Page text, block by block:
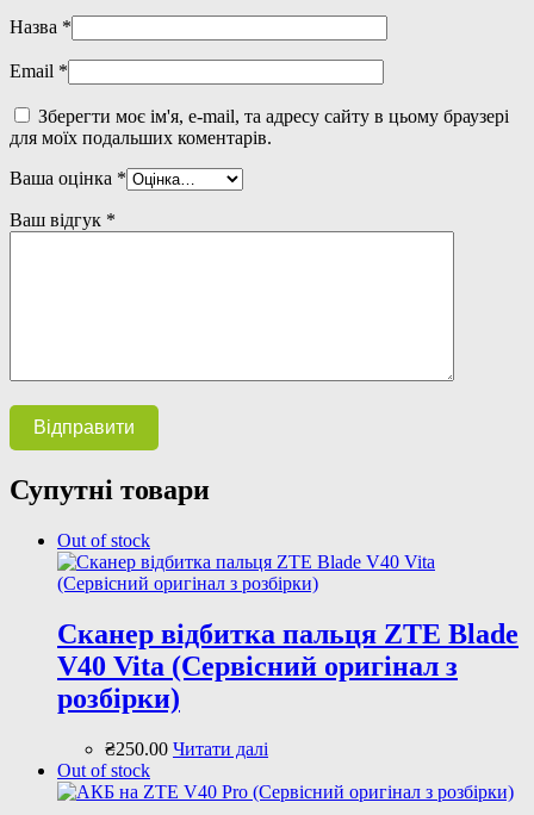
Назва *
Email *
Зберегти моє ім'я, e-mail, та адресу сайту в цьому браузері
для моїх подальших коментарів.
Ваша оцінка *
Ваш відгук *
Супутні товари
Out of stock
Сканер відбитка пальця ZTE Blade
V40 Vita (Сервісний оригінал з
розбірки)
₴250.00 Читати далі
Out of stock